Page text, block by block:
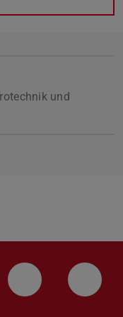
und
der TU
Kanal der TU
Facebook-